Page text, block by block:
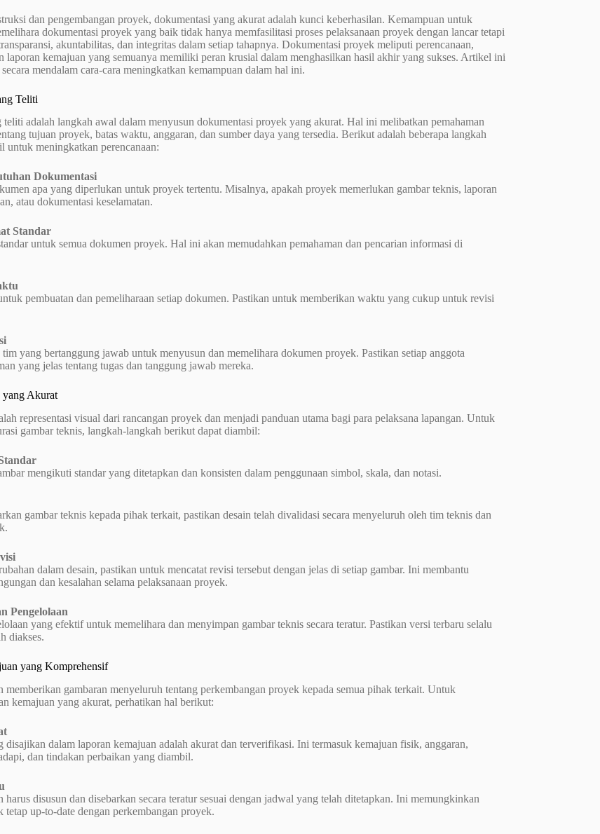
dan pengembangan proyek, dokumentasi yang akurat adalah kunci keberhasilan. Kemampuan untuk
dokumentasi proyek yang baik tidak hanya memfasilitasi proses pelaksanaan proyek dengan lancar tetapi
akuntabilitas, dan integritas dalam setiap tahapnya. Dokumentasi proyek meliputi perencanaan,
laporan kemajuan yang semuanya memiliki peran krusial dalam menghasilkan hasil akhir yang sukses. Artikel ini
mendalam cara-cara meningkatkan kemampuan dalam hal ini.
Teliti
teliti adalah langkah awal dalam menyusun dokumentasi proyek yang akurat. Hal ini melibatkan pemahaman
tujuan proyek, batas waktu, anggaran, dan sumber daya yang tersedia. Berikut adalah beberapa langkah
untuk meningkatkan perencanaan:
Dokumentasi
apa yang diperlukan untuk proyek tertentu. Misalnya, apakah proyek memerlukan gambar teknis, laporan
atau dokumentasi keselamatan.
Standar
untuk semua dokumen proyek. Hal ini akan memudahkan pemahaman dan pencarian informasi di
pembuatan dan pemeliharaan setiap dokumen. Pastikan untuk memberikan waktu yang cukup untuk revisi
yang bertanggung jawab untuk menyusun dan memelihara dokumen proyek. Pastikan setiap anggota
yang jelas tentang tugas dan tanggung jawab mereka.
yang Akurat
representasi visual dari rancangan proyek dan menjadi panduan utama bagi para pelaksana lapangan. Untuk
gambar teknis, langkah-langkah berikut dapat diambil:
mengikuti standar yang ditetapkan dan konsisten dalam penggunaan simbol, skala, dan notasi.
gambar teknis kepada pihak terkait, pastikan desain telah divalidasi secara menyeluruh oleh tim teknis dan
dalam desain, pastikan untuk mencatat revisi tersebut dengan jelas di setiap gambar. Ini membantu
dan kesalahan selama pelaksanaan proyek.
Pengelolaan
yang efektif untuk memelihara dan menyimpan gambar teknis secara teratur. Pastikan versi terbaru selalu
diakses.
yang Komprehensif
memberikan gambaran menyeluruh tentang perkembangan proyek kepada semua pihak terkait. Untuk
kemajuan yang akurat, perhatikan hal berikut:
disajikan dalam laporan kemajuan adalah akurat dan terverifikasi. Ini termasuk kemajuan fisik, anggaran,
dan tindakan perbaikan yang diambil.
harus disusun dan disebarkan secara teratur sesuai dengan jadwal yang telah ditetapkan. Ini memungkinkan
tetap up-to-date dengan perkembangan proyek.